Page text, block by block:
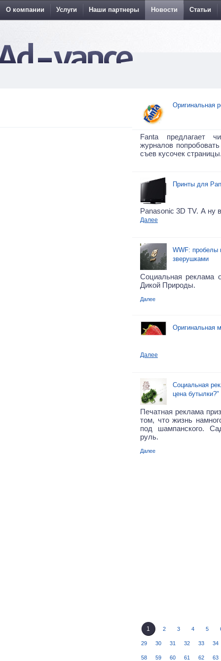
О компании Услуги Наши партнеры Новости Статьи
Оригинальная
Fanta предлагает
журналов
съев кусочек
Принты для
Panasonic 3D TV. А ну
Далее
WWF: пробелы
зверушками
Социальная реклама
Дикой Природы.
Далее
Оригинальная
Далее
Социальная
цена бутылки?"
Печатная реклама
том, что жизнь
под шампанского.
руль.
Далее
1 2 3 4 5
29 30 31 32 33 34
58 59 60 61 62 63